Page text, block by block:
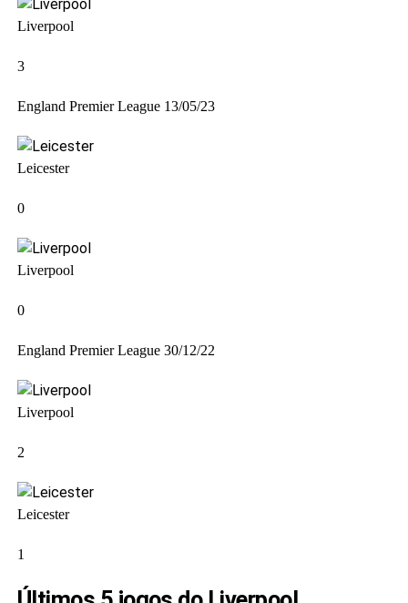
Liverpool
3
England Premier League 13/05/23
Leicester
0
Liverpool
0
England Premier League 30/12/22
Liverpool
2
Leicester
1